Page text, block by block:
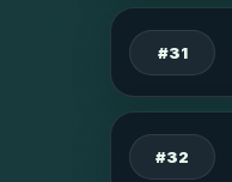
#31
#32